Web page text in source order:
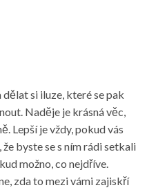
si iluze, které se pak
Naděje je krásná věc,
Lepší je vždy, pokud vás
byste se s ním rádi setkali
možno, co nejdříve.
zda to mezi vámi zajiskří